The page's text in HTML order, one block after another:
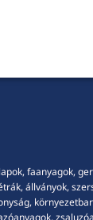
faanyagok,
állványok,